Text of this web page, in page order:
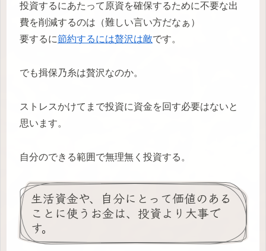
投資するにあたって原資を確保するために不要な出
費を削減するのは（難しい言い方だなぁ）
要するに節約するには贅沢は敵です。
でも揖保乃糸は贅沢なのか。
ストレスかけてまで投資に資金を回す必要はないと
思います。
自分のできる範囲で無理無く投資する。
生活資金や、自分にとって価値のある
ことに使うお金は、投資より大事で
す。